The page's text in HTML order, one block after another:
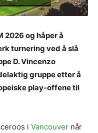
2026 og håper å
turnering ved å slå
D. Vincenzo
gruppe etter å
play-offene til
i Vancouver når